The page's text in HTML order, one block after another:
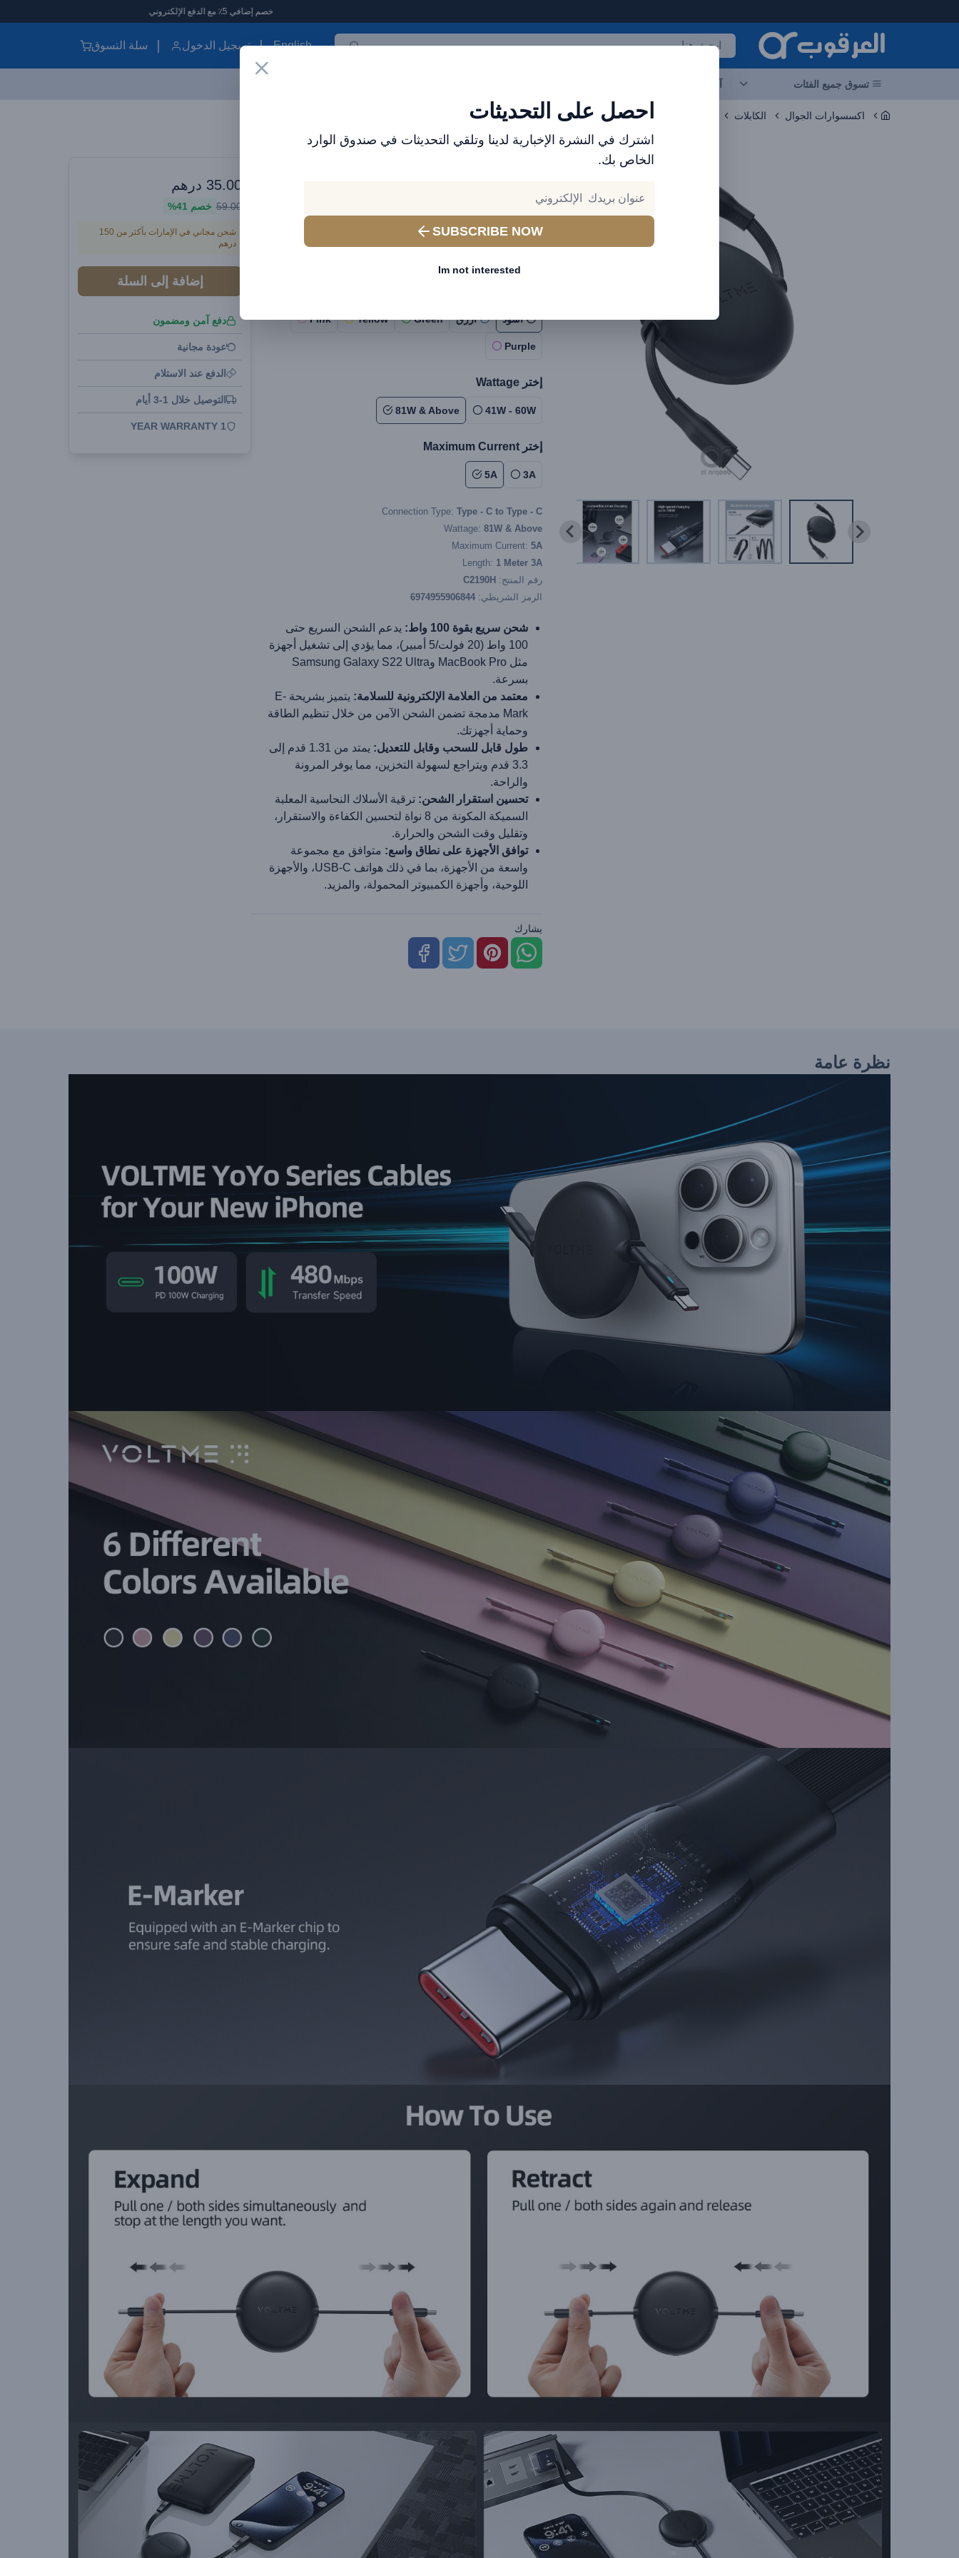
English تسجيل الدخول سلة التسوق
تسوق جميع الفئات
احصل على التحديثات
اشترك في النشرة الإخبارية لدينا وتلقي التحديثات في صندوق الوارد
الخاص بك.
SUBSCRIBE NOW
Im not interested
اكسسوارات الجوال الكابلات
PD 3.0 شحن سريع للغاية، ثنائي الاتجاه،
أسود أزرق Green
Yellow
Pink
Purple
إختر Wattage
41W - 60W
81W & Above
إختر Maximum Current
3A
5A
Connection Type: Type - C to Type - C
Wattage: 81W & Above
Maximum Current: 5A
Length: 1 Meter 3A
رقم المنتج: C2190H
الرمز الشريطي: 6974955906844
شحن سريع بقوة 100 واط:
يدعم الشحن السريع حتى
100 واط (20 فولت/5 أمبير)، مما يؤدي إلى تشغيل أجهزة
مثل MacBook Pro وSamsung Galaxy S22 Ultra
بسرعة.
معتمد من العلامة الإلكترونية للسلامة:
يتميز بشريحة E-
Mark مدمجة تضمن الشحن الآمن من خلال تنظيم الطاقة
وحماية أجهزتك.
طول قابل للسحب وقابل للتعديل:
يمتد من 1.31 قدم إلى
3.3 قدم ويتراجع لسهولة التخزين، مما يوفر المرونة
والراحة.
تحسين استقرار الشحن: ترقية الأسلاك النحاسية المعلبة
السميكة المكونة من 8 نواة لتحسين الكفاءة والاستقرار،
وتقليل وقت الشحن والحرارة.
توافق الأجهزة على نطاق واسع: متوافق مع مجموعة
واسعة من الأجهزة، بما في ذلك هواتف USB-C، والأجهزة
اللوحية، وأجهزة الكمبيوتر المحمولة، والمزيد.
يشارك
35.00 درهم
59.00 خصم 41%
شحن مجاني في الإمارات بأكثر من 150
درهم
إضافة إلى السلة
دفع آمن ومضمون
عودة مجانية
الدفع عند الاستلام
التوصيل خلال 1-3 أيام
1 YEAR WARRANTY
نظرة عامة